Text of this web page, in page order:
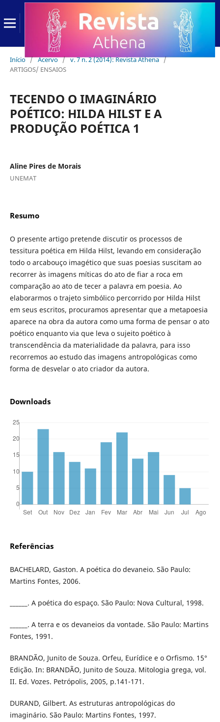
Início / Acervo / v. 7 n. 2 (2014): Revista Athena /
ARTIGOS/ ENSAIOS
TECENDO O IMAGINÁRIO
POÉTICO: HILDA HILST E A
PRODUÇÃO POÉTICA 1
Aline Pires de Morais
UNEMAT
Resumo
O presente artigo pretende discutir os processos de
tessitura poética em Hilda Hilst, levando em consideração
todo o arcabouço imagético que suas poesias suscitam ao
recorrer às imagens míticas do ato de fiar a roca em
comparação ao ato de tecer a palavra em poesia. Ao
elaborarmos o trajeto simbólico percorrido por Hilda Hilst
em seus escritos, procuramos apresentar que a metapoesia
aparece na obra da autora como uma forma de pensar o ato
poético enquanto via que leva o sujeito poético à
transcendência da materialidade da palavra, para isso
recorremos ao estudo das imagens antropológicas como
forma de desvelar o ato criador da autora.
Downloads
Referências
BACHELARD, Gaston. A poética do devaneio. São Paulo:
Martins Fontes, 2006.
______. A poética do espaço. São Paulo: Nova Cultural, 1998.
______. A terra e os devaneios da vontade. São Paulo: Martins
Fontes, 1991.
BRANDÃO, Junito de Souza. Orfeu, Eurídice e o Orfismo. 15°
Edição. In: BRANDÃO, Junito de Souza. Mitologia grega, vol.
II. Ed. Vozes. Petrópolis, 2005, p.141-171.
DURAND, Gilbert. As estruturas antropológicas do
imaginário. São Paulo: Martins Fontes, 1997.